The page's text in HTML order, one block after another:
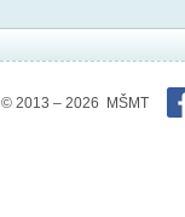
© 2013 – 2026 MŠMT